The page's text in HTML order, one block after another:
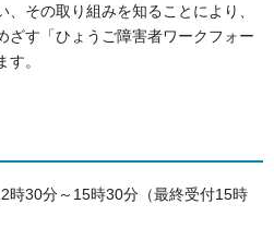
その取り組みを知ることにより、
ざす「ひょうご障害者ワークフォー
。
時30分～15時30分（最終受付15時